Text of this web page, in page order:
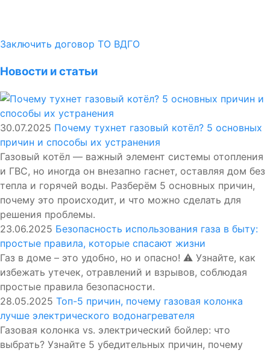
Заключить договор ТО ВДГО
Новости и статьи
30.07.2025 Почему тухнет газовый котёл? 5 основных
причин и способы их устранения
Газовый котёл — важный элемент системы отопления
и ГВС, но иногда он внезапно гаснет, оставляя дом без
тепла и горячей воды. Разберём 5 основных причин,
почему это происходит, и что можно сделать для
решения проблемы.
23.06.2025 Безопасность использования газа в быту:
простые правила, которые спасают жизни
Газ в доме – это удобно, но и опасно! ⚠️ Узнайте, как
избежать утечек, отравлений и взрывов, соблюдая
простые правила безопасности.
28.05.2025 Топ-5 причин, почему газовая колонка
лучше электрического водонагревателя
Газовая колонка vs. электрический бойлер: что
выбрать? Узнайте 5 убедительных причин, почему